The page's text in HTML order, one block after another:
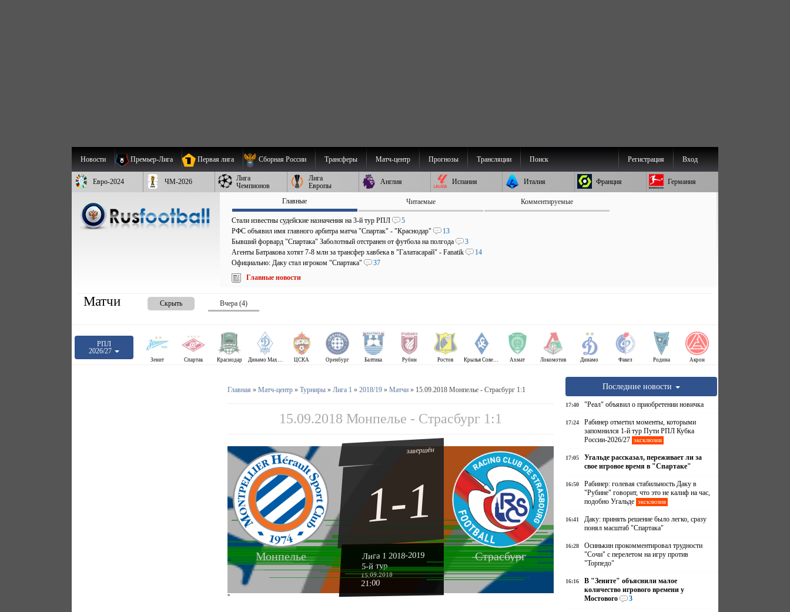
Новости Премьер-Лига Первая лига Сборная России Трансферы Матч-центр Прогнозы Трансляции Поиск Вход
Регистрация
Евро-2024 ЧМ-2026
Лига
Чемпионов
Лига
Европы
Англия Испания Италия Франция Германия
Главные Читаемые Комментируемые
Стали известны судейские назначения на 3-й тур РПЛ
5
РФС объявил имя главного арбитра матча "Спартак" - "Краснодар"
13
Бывший форвард "Спартака" Заболотный отстранен от футбола на полгода
3
Агенты Батракова хотят 7-8 млн за трансфер хавбека в "Галатасарай" - Fanatik
14
Официально: Даку стал игроком "Спартака"
37
Главные новости
Матчи Скрыть Вчера (4)
РПЛ
2026/27
Зенит Спартак Краснодар Динамо Махачкала ЦСКА Оренбург Балтика Рубин Ростов Крылья Советов Ахмат Локомотив Динамо Факел Родина Акрон
Главная » Матч-центр» Турниры» Лига 1 » 2018/19» Матчи» 15.09.2018 Монпелье - Страсбург 1:1
15.09.2018 Монпелье - Страсбург 1:1
Монпелье Страсбург
завершён
1-1
Лига 1 2018-2019
5-й тур
15.09.2018
21:00
''
Последние новости
17:40 "Реал" объявил о приобретении новичка
17:24
Рабинер отметил моменты, которыми
запомнился 1-й тур Пути РПЛ Кубка
России-2026/27 эксклюзив
17:05
Угальде рассказал, переживает ли за
свое игровое время в "Спартаке"
16:50
Рабинер: голевая стабильность Даку в
"Рубине" говорит, что это не калиф на час,
подобно Угальде эксклюзив
16:41
Даку: принять решение было легко, сразу
понял масштаб "Спартака"
16:28
Осинькин прокомментировал трудности
"Сочи" с перелетом на игру против
"Торпедо"
16:16
В "Зените" объяснили малое
количество игрового времени у
Мостового
3